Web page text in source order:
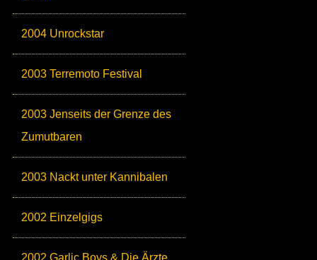
2004 Unrockstar
2003 Terremoto Festival
2003 Jenseits der Grenze des
Zumutbaren
2003 Nackt unter Kannibalen
2002 Einzelgigs
2002 Garlic Boys & Die Ärzte